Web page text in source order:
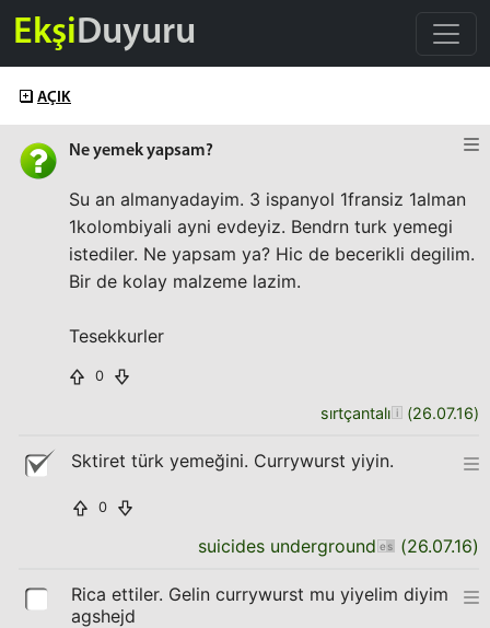
EkşiDuyuru
AÇIK
Ne yemek yapsam?
Su an almanyadayim. 3 ispanyol 1fransiz 1alman
1kolombiyali ayni evdeyiz. Bendrn turk yemegi
istediler. Ne yapsam ya? Hic de becerikli degilim.
Bir de kolay malzeme lazim.
Tesekkurler
0
sırtçantalı (26.07.16)
Sktiret türk yemeğini. Currywurst yiyin.
0
suicides underground (26.07.16)
Rica ettiler. Gelin currywurst mu yiyelim diyim
agshejd